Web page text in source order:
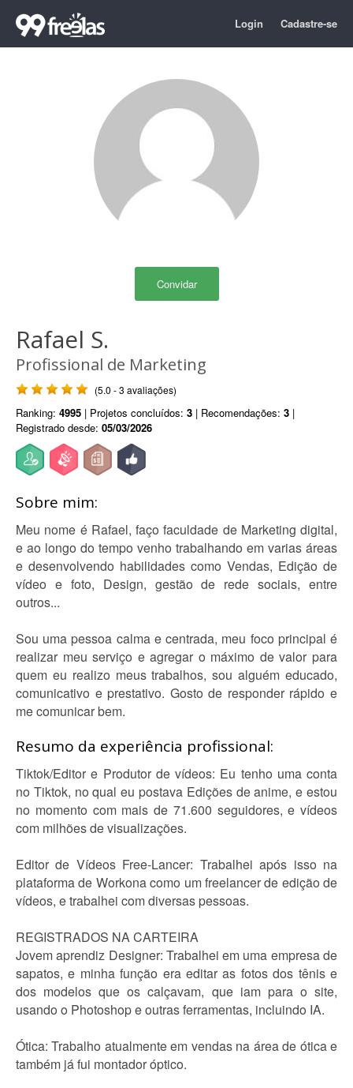
Login Cadastre-se
Convidar
Rafael S.
Profissional de Marketing
(5.0 - 3 avaliações)
Ranking: 4995 | Projetos concluídos: 3 | Recomendações: 3 |
Registrado desde: 05/03/2026
Sobre mim:
Meu nome é Rafael, faço faculdade de Marketing digital,
e ao longo do tempo venho trabalhando em varias áreas
e desenvolvendo habilidades como Vendas, Edição de
vídeo e foto, Design, gestão de rede sociais, entre
outros...
Sou uma pessoa calma e centrada, meu foco principal é
realizar meu serviço e agregar o máximo de valor para
quem eu realizo meus trabalhos, sou alguém educado,
comunicativo e prestativo. Gosto de responder rápido e
me comunicar bem.
Resumo da experiência profissional:
Tiktok/Editor e Produtor de vídeos: Eu tenho uma conta
no Tiktok, no qual eu postava Edições de anime, e estou
no momento com mais de 71.600 seguidores, e vídeos
com milhões de visualizações.
Editor de Vídeos Free-Lancer: Trabalhei após isso na
plataforma de Workona como um freelancer de edição de
vídeos, e trabalhei com diversas pessoas.
REGISTRADOS NA CARTEIRA
Jovem aprendiz Designer: Trabalhei em uma empresa de
sapatos, e minha função era editar as fotos dos tênis e
dos modelos que os calçavam, que iam para o site,
usando o Photoshop e outras ferramentas, incluindo IA.
Ótica: Trabalho atualmente em vendas na área de ótica e
também já fui montador óptico.